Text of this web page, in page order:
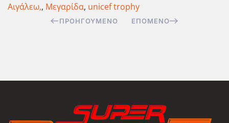
Αιγάλεω,, Μεγαρίδα, unicef trophy
ΠΡΟΗΓΟΎΜΕΝΟ ΕΠΌΜΕΝΟ